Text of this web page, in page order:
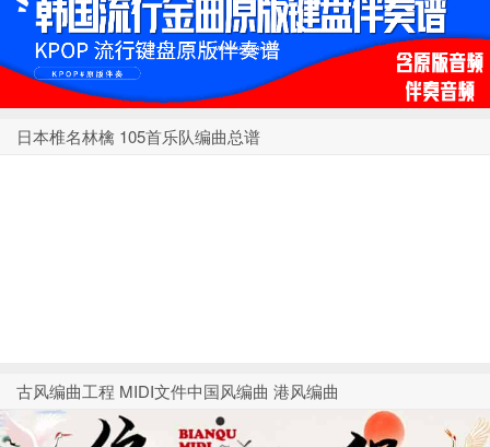
日本椎名林檎 105首乐队编曲总谱
古风编曲工程 MIDI文件中国风编曲 港风编曲